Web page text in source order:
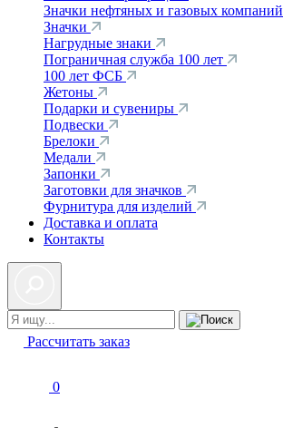
Значки нефтяных и газовых компаний
Значки
Нагрудные знаки
Пограничная служба 100 лет
100 лет ФСБ
Жетоны
Подарки и сувениры
Подвески
Брелоки
Медали
Запонки
Заготовки для значков
Фурнитура для изделий
Доставка и оплата
Контакты
Рассчитать заказ
0